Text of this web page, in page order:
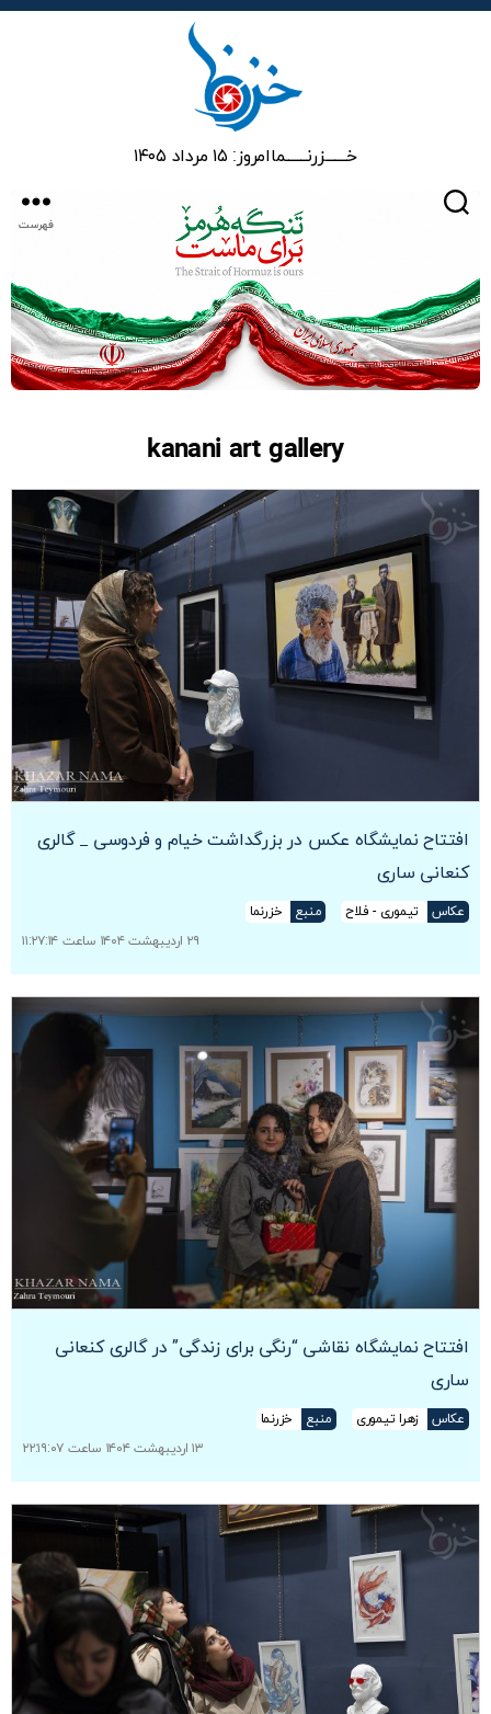
خـــــــزرنـــــــماامروز: ۱۵ مرداد ۱۴۰۵
فهرست
kanani art gallery
افتتاح نمایشگاه عکس در بزرگداشت خیام و فردوسی _ گالری
کنعانی ساری
عکاس تیموری - فلاح منبع
خزرنما
۲۹ اردیبهشت ۱۴۰۴ ساعت ۱۱:۲۷:۱۴
افتتاح نمایشگاه نقاشی “رنگی برای زندگی” در گالری کنعانی
ساری
عکاس زهرا تیموری منبع
خزرنما
۱۳ اردیبهشت ۱۴۰۴ ساعت ۲۲:۱۹:۰۷